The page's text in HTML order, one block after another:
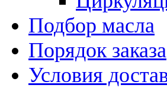
Подбор масла
Порядок заказа
Условия